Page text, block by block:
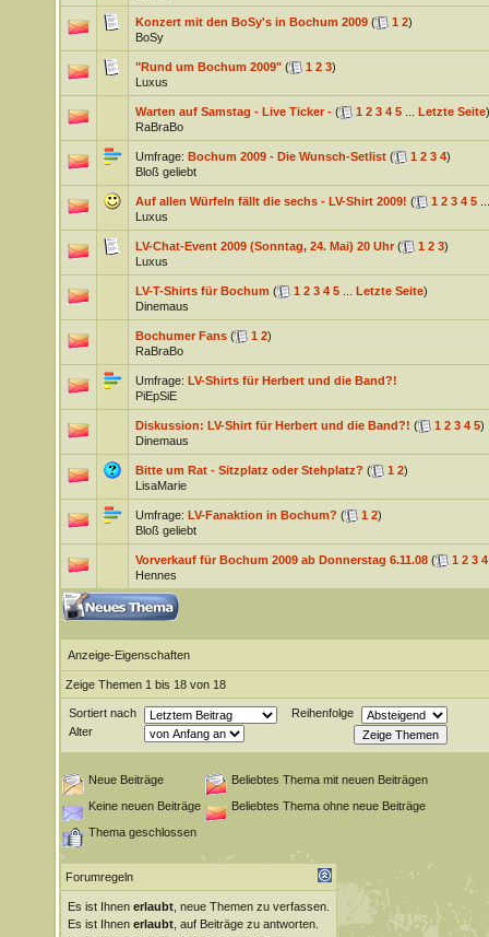
Konzert mit den BoSy's in Bochum 2009 ( 1 2)
BoSy
"Rund um Bochum 2009" ( 1 2 3)
Luxus
Warten auf Samstag - Live Ticker - ( 1 2 3 4 5... Letzte Seite)
RaBraBo
Umfrage: Bochum 2009 - Die Wunsch-Setlist ( 1 2 3 4)
Bloß geliebt
Auf allen Würfeln fällt die sechs - LV-Shirt 2009! ( 1 2 3 4 5
Luxus
LV-Chat-Event 2009 (Sonntag, 24. Mai) 20 Uhr ( 1 2 3)
Luxus
LV-T-Shirts für Bochum ( 1 2 3 4 5... Letzte Seite)
Dinemaus
Bochumer Fans ( 1 2)
RaBraBo
Umfrage: LV-Shirts für Herbert und die Band?!
PiEpSiE
Diskussion: LV-Shirt für Herbert und die Band?! ( 1 2 3 4 5)
Dinemaus
Bitte um Rat - Sitzplatz oder Stehplatz? ( 1 2)
LisaMarie
Umfrage: LV-Fanaktion in Bochum? ( 1 2)
Bloß geliebt
Vorverkauf für Bochum 2009 ab Donnerstag 6.11.08 ( 1 2 3 4
Hennes
Anzeige-Eigenschaften
Zeige Themen 1 bis 18 von 18
Sortiert nach
Reihenfolge
Alter
Neue Beiträge
Beliebtes Thema mit neuen Beiträgen
Keine neuen Beiträge
Beliebtes Thema ohne neue Beiträge
Thema geschlossen
Forumregeln
Es ist Ihnen erlaubt, neue Themen zu verfassen.
Es ist Ihnen erlaubt, auf Beiträge zu antworten.